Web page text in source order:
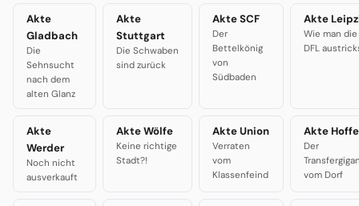
Akte
Gladbach
Die
Sehnsucht
nach dem
alten Glanz
Akte
Stuttgart
Die Schwaben
sind zurück
Akte SCF
Der
Bettelkönig
von
Südbaden
Akte
Wie man die
DFL
Akte
Werder
Noch nicht
ausverkauft
Akte Wölfe
Keine richtige
Stadt?!
Akte Union
Verraten
vom
Klassenfeind
Akte Hoffe
Der
vom Dorf